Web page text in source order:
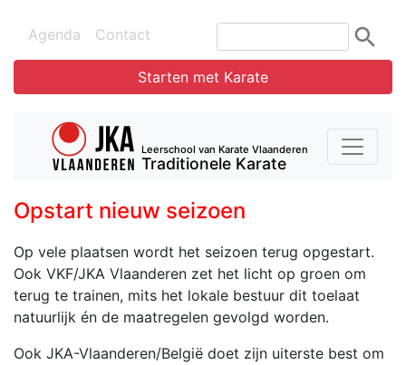
Agenda Contact
Starten met Karate
Leerschool van Karate Vlaanderen
Traditionele Karate
Opstart nieuw seizoen
Op vele plaatsen wordt het seizoen terug opgestart.
Ook VKF/JKA Vlaanderen zet het licht op groen om
terug te trainen, mits het lokale bestuur dit toelaat
natuurlijk én de maatregelen gevolgd worden.
Ook JKA-Vlaanderen/België doet zijn uiterste best om